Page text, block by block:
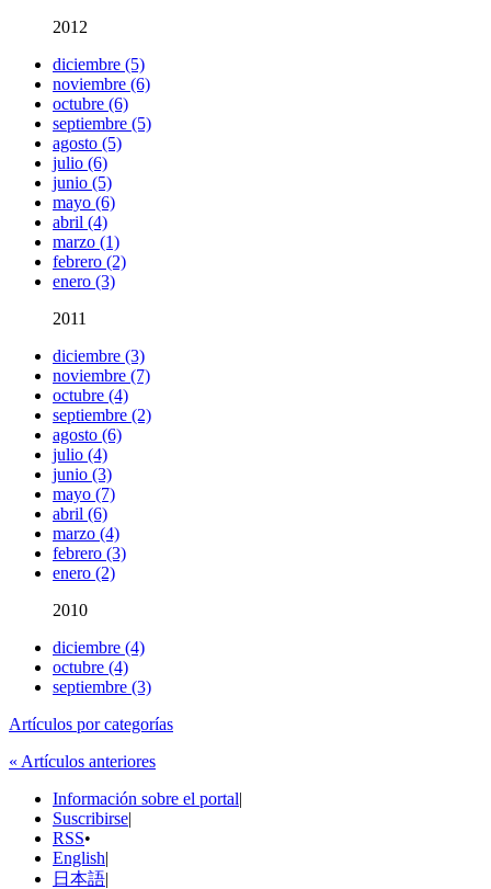
2012
diciembre (5)
noviembre (6)
octubre (6)
septiembre (5)
agosto (5)
julio (6)
junio (5)
mayo (6)
abril (4)
marzo (1)
febrero (2)
enero (3)
2011
diciembre (3)
noviembre (7)
octubre (4)
septiembre (2)
agosto (6)
julio (4)
junio (3)
mayo (7)
abril (6)
marzo (4)
febrero (3)
enero (2)
2010
diciembre (4)
octubre (4)
septiembre (3)
Artículos por categorías
« Artículos anteriores
Información sobre el portal|
Suscribirse|
RSS•
English|
日本語|